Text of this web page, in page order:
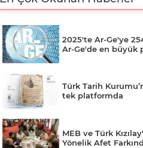
2025'te Ar-Ge'ye
Ar-Ge'de en büyük
Türk Tarih
tek platformda
MEB ve Türk
Yönelik Afet